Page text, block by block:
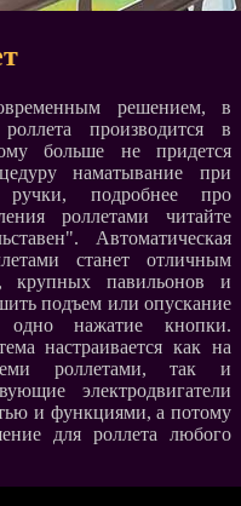
решением, в
производится в
больше не придется
наматывание при
подробнее про
роллетами читайте
Автоматическая
станет отличным
крупных павильонов и
подъем или опускание
нажатие кнопки.
настраивается как на
роллетами, так и
электродвигатели
и функциями, а потому
для роллета любого